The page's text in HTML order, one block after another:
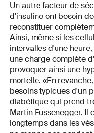
Un autre facteur de
d'insuline ont besoin
reconstituer
Ainsi, même si les
intervalles d'une
une charge complète
provoquer ainsi une
mortelle. «En
besoins typiques d'un
diabétique qui prend
Martin Fussenegger. Il
longtemps dans les